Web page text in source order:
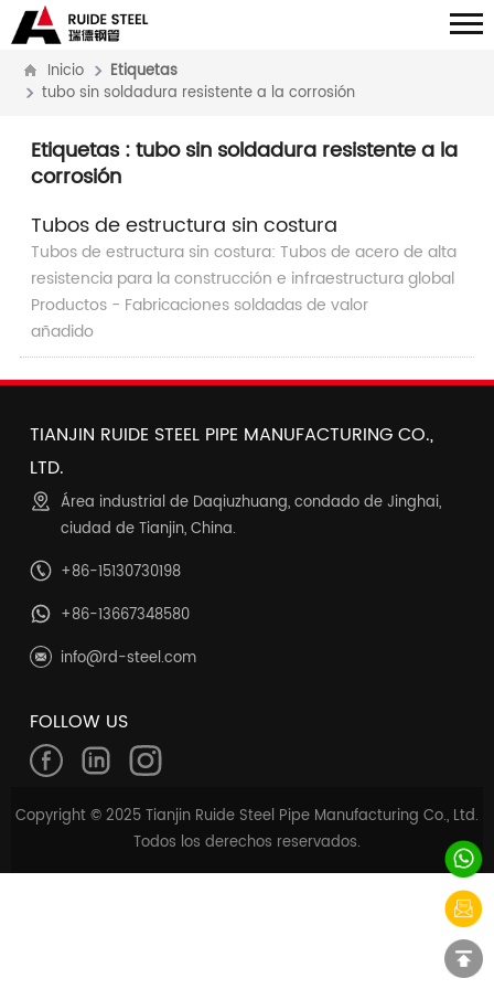
Inicio
Etiquetas
tubo sin soldadura resistente a la corrosión
Etiquetas: tubo sin soldadura resistente a la
corrosión
Tubos de estructura sin costura
Tubos de estructura sin costura: Tubos de acero de alta
resistencia para la construcción e infraestructura global
Productos - Fabricaciones soldadas de valor
añadido
TIANJIN RUIDE STEEL PIPE MANUFACTURING CO.,
LTD.
Área industrial de Daqiuzhuang, condado de Jinghai,
ciudad de Tianjin, China.
+86-15130730198
+86-13667348580
info@rd-steel.com
FOLLOW US
Copyright © 2025 Tianjin Ruide Steel Pipe Manufacturing Co., Ltd.
Todos los derechos reservados.